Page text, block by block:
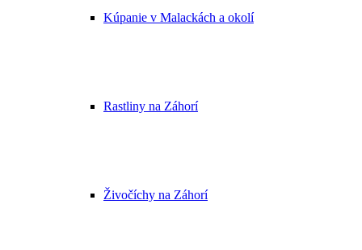
Kúpanie v Malackách a okolí
Rastliny na Záhorí
Živočíchy na Záhorí